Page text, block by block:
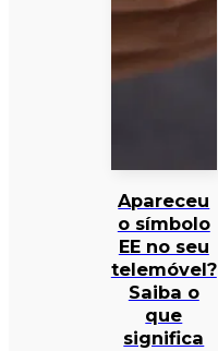
Apareceu
o símbolo
EE no seu
telemóvel?
Saiba o
que
significa